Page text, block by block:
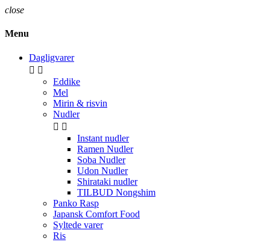
close
Menu
Dagligvarer
 
Eddike
Mel
Mirin & risvin
Nudler
 
Instant nudler
Ramen Nudler
Soba Nudler
Udon Nudler
Shirataki nudler
TILBUD Nongshim
Panko Rasp
Japansk Comfort Food
Syltede varer
Ris